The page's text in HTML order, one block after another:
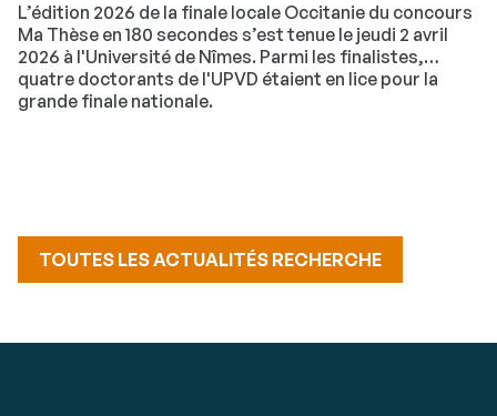
L’édition 2026 de la finale locale Occitanie du concours
Ma Thèse en 180 secondes s’est tenue le jeudi 2 avril
2026 à l'Université de Nîmes. Parmi les finalistes,
quatre doctorants de l'UPVD étaient en lice pour la
grande finale nationale.
TOUTES LES ACTUALITÉS RECHERCHE